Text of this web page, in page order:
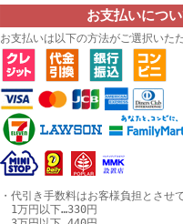
お支払いにつ
お支払いは以下の方法がご選択いた
・代引き手数料はお客様負担とさせ
1万円以下…330円